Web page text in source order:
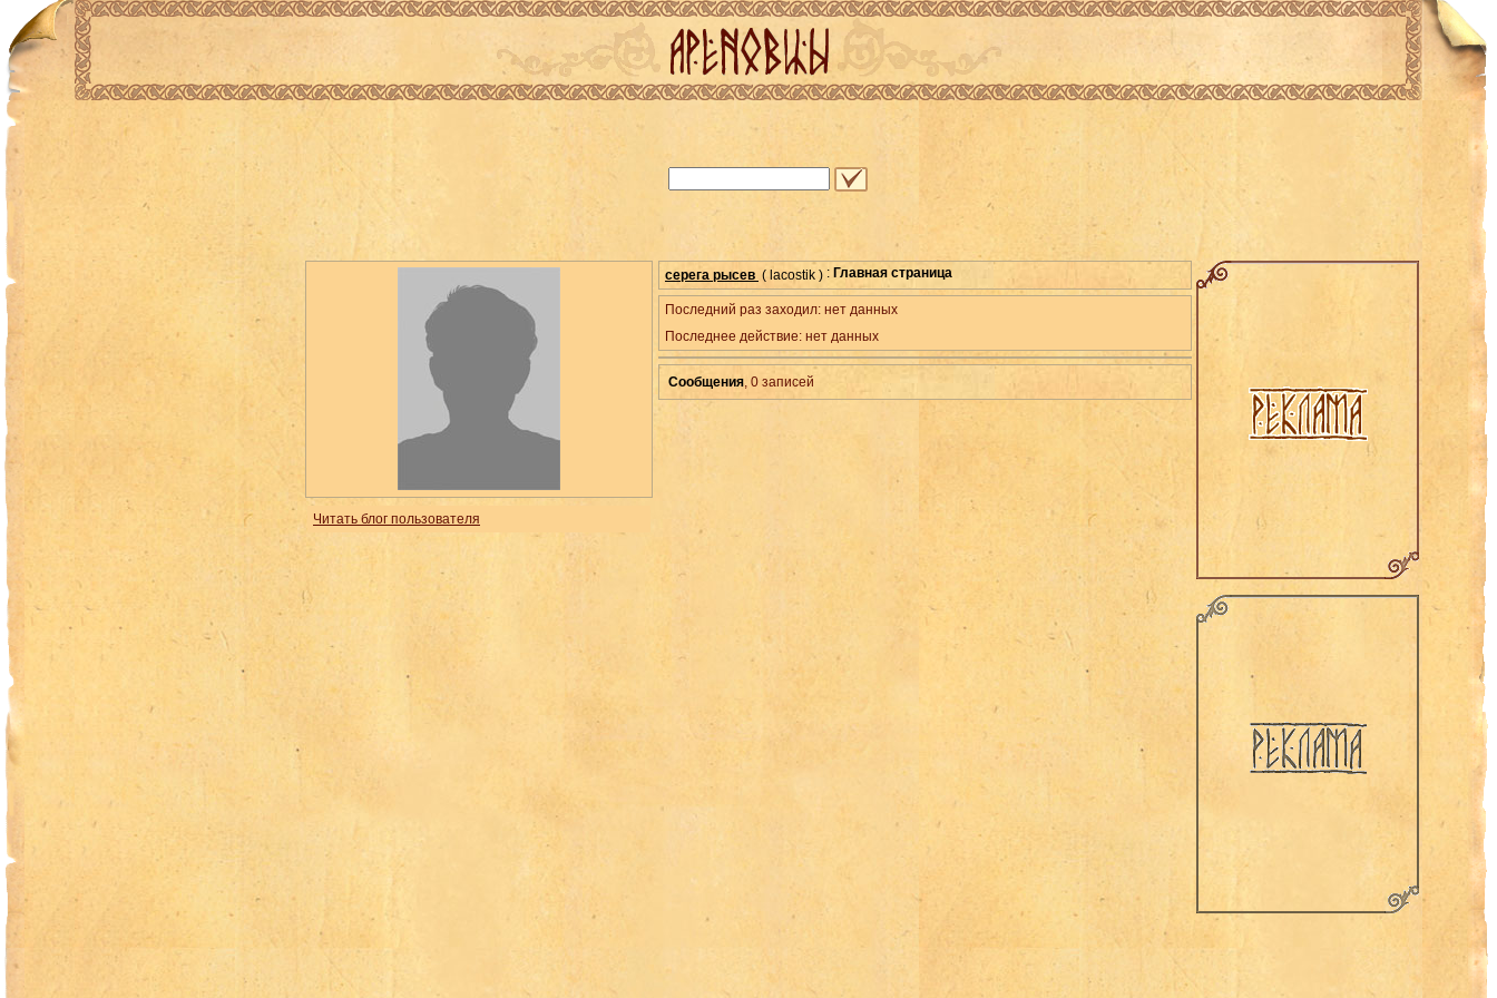
Читать блог пользователя
серега рысев ( lacostik ) : Главная страница
Последний раз заходил: нет данных
Последнее действие: нет данных
Сообщения, 0 записей